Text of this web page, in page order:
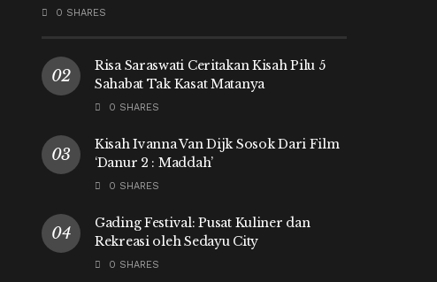
0 SHARES
Risa Saraswati Ceritakan Kisah Pilu 5
Sahabat Tak Kasat Matanya
0 SHARES
Kisah Ivanna Van Dijk Sosok Dari Film
‘Danur 2 : Maddah’
0 SHARES
Gading Festival: Pusat Kuliner dan
Rekreasi oleh Sedayu City
0 SHARES